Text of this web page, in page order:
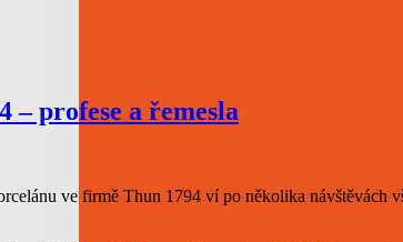
– profese a řemesla
ve firmě Thun 1794 ví po několika